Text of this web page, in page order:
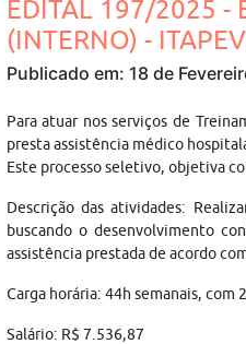
EDITAL 197/2025 -
(INTERNO) -
Publicado em: 18 de
Para atuar nos serviços de
presta assistência médico
Este processo seletivo, objetiva
Descrição das atividades:
buscando o desenvolvimento
assistência prestada de acordo
Carga horária: 44h semanais, com
Salário: R$ 7.536,87